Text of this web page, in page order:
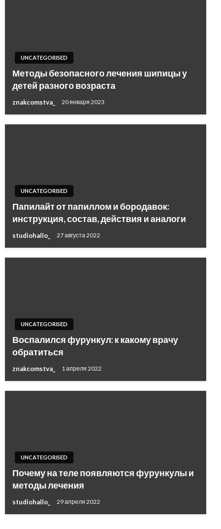
UNCATEGORISED
Методы безопасного лечения шипицы у
детей разного возраста
znakcomstva_ 20 января 2023
UNCATEGORISED
Папилайт от папиллом и бородавок:
инструкция, состав, действия и аналоги
studiohallo_ 27 августа 2022
UNCATEGORISED
Воспалился фурункул: к какому врачу
обратиться
znakcomstva_ 1 апреля 2022
UNCATEGORISED
Почему на теле появляются фурункулы и
методы лечения
studiohallo_ 29 апреля 2022